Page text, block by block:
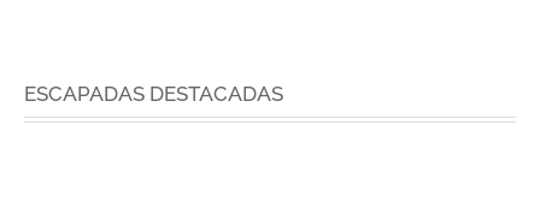
ESCAPADAS DESTACADAS